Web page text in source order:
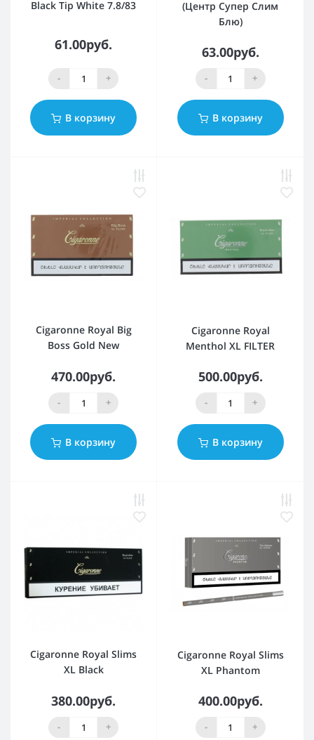
Black Tip White 7.8/83
61.00руб.
- +
В корзину
(Центр Супер Слим
Блю)
63.00руб.
- +
В корзину
Cigaronne Royal Big
Boss Gold New
470.00руб.
- +
В корзину
Cigaronne Royal
Menthol XL FILTER
500.00руб.
- +
В корзину
Cigaronne Royal Slims
XL Black
380.00руб.
- +
Cigaronne Royal Slims
XL Phantom
400.00руб.
- +